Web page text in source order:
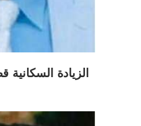
الزيادة